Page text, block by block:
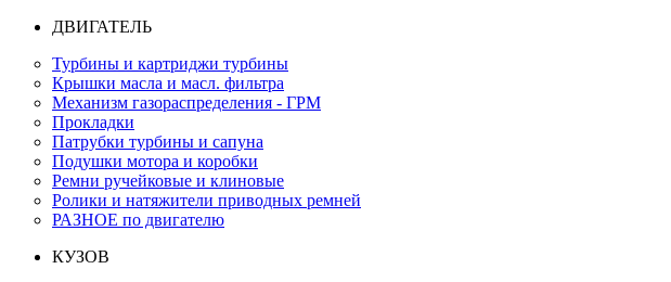
ДВИГАТЕЛЬ
Турбины и картриджи турбины
Крышки масла и масл. фильтра
Механизм газораспределения - ГРМ
Прокладки
Патрубки турбины и сапуна
Подушки мотора и коробки
Ремни ручейковые и клиновые
Ролики и натяжители приводных ремней
РАЗНОЕ по двигателю
КУЗОВ